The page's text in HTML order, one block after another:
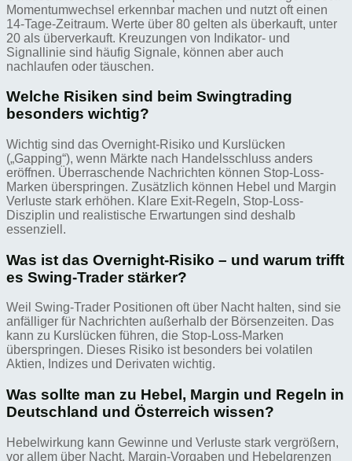
Momentumwechsel erkennbar machen und nutzt oft einen
14‑Tage‑Zeitraum. Werte über 80 gelten als überkauft, unter
20 als überverkauft. Kreuzungen von Indikator- und
Signallinie sind häufig Signale, können aber auch
nachlaufen oder täuschen.
Welche Risiken sind beim Swingtrading
besonders wichtig?
Wichtig sind das Overnight-Risiko und Kurslücken
(„Gapping“), wenn Märkte nach Handelsschluss anders
eröffnen. Überraschende Nachrichten können Stop-Loss-
Marken überspringen. Zusätzlich können Hebel und Margin
Verluste stark erhöhen. Klare Exit-Regeln, Stop-Loss-
Disziplin und realistische Erwartungen sind deshalb
essenziell.
Was ist das Overnight-Risiko – und warum trifft
es Swing-Trader stärker?
Weil Swing-Trader Positionen oft über Nacht halten, sind sie
anfälliger für Nachrichten außerhalb der Börsenzeiten. Das
kann zu Kurslücken führen, die Stop-Loss-Marken
überspringen. Dieses Risiko ist besonders bei volatilen
Aktien, Indizes und Derivaten wichtig.
Was sollte man zu Hebel, Margin und Regeln in
Deutschland und Österreich wissen?
Hebelwirkung kann Gewinne und Verluste stark vergrößern,
vor allem über Nacht. Margin-Vorgaben und Hebelgrenzen